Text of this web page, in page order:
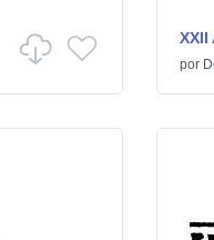
XXII
por